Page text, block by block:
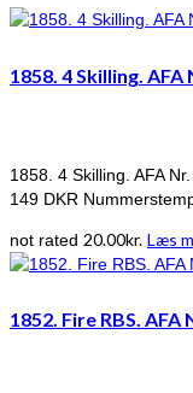
1858. 4 Skilling. AFA
1858. 4 Skilling. AFA
149 DKR
not rated 20.00kr. Læs
1852. Fire RBS. AFA